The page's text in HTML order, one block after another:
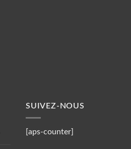
SUIVEZ-NOUS
[aps-counter]